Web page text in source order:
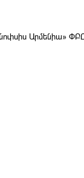
Արմենիա»